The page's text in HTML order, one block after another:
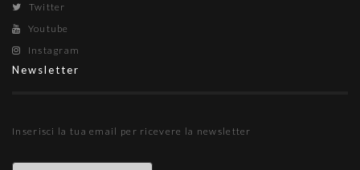
Twitter
Youtube
Instagram
Newsletter
Inserisci la tua email per ricevere la newsletter